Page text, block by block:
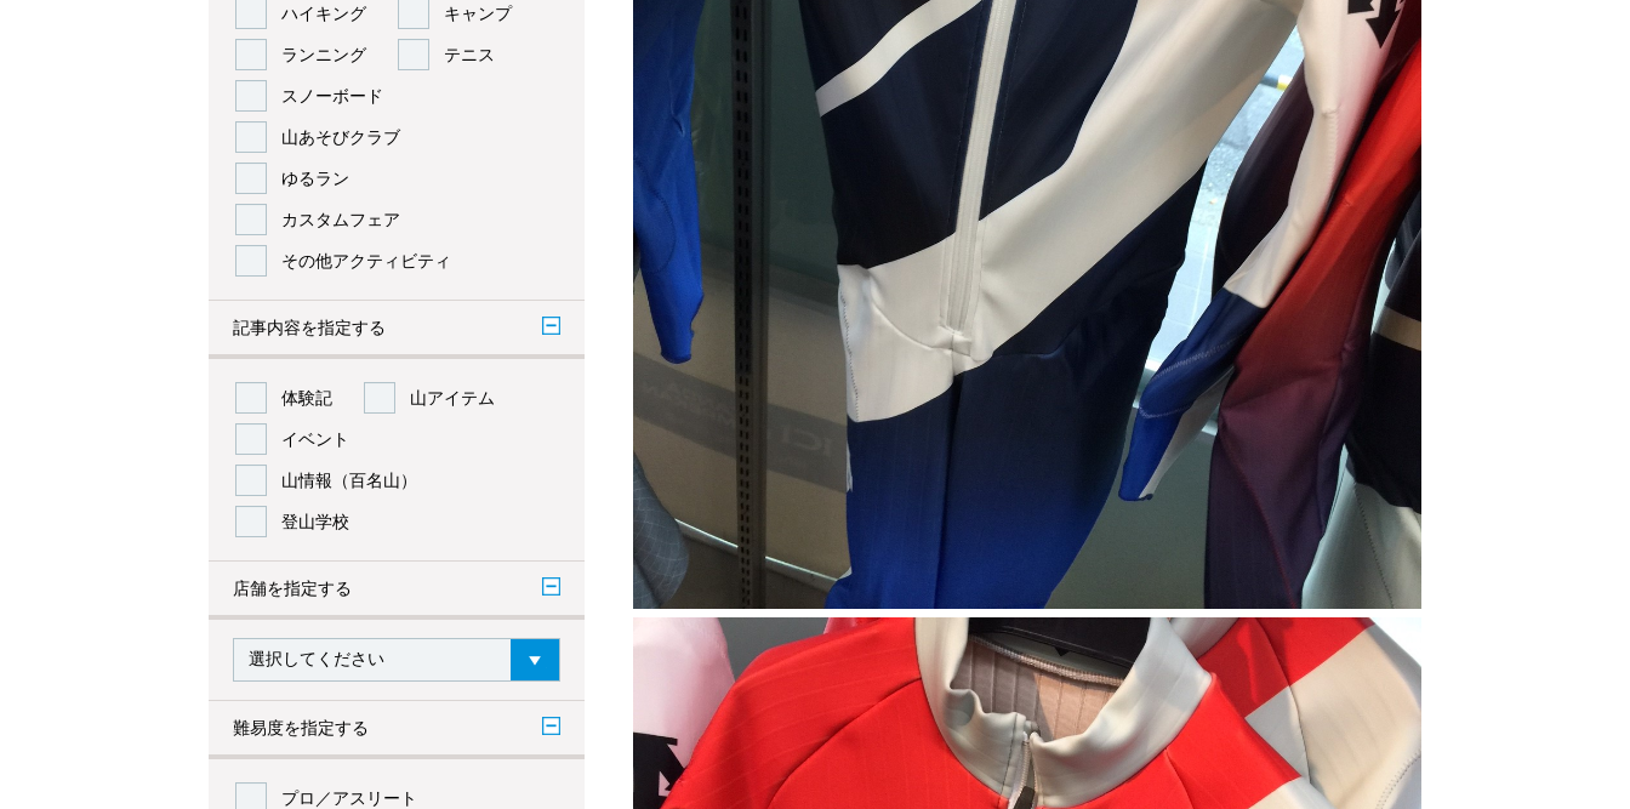
ハイキング キャンプ
ランニング テニス
スノーボード
山あそびクラブ
ゆるラン
カスタムフェア
その他アクティビティ
記事内容を指定する
体験記 山アイテム
イベント
山情報（百名山）
登山学校
店舗を指定する
難易度を指定する
プロ／アスリート